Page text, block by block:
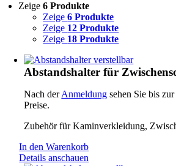
Zeige6 Produkte
Zeige6 Produkte
Zeige 12 Produkte
Zeige 18 Produkte
Abstandshalter für
Nach derAnmeldung sehen Sie bis
Preise.
Zubehör für Kaminverkleidung,
In den Warenkorb
Details anschauen